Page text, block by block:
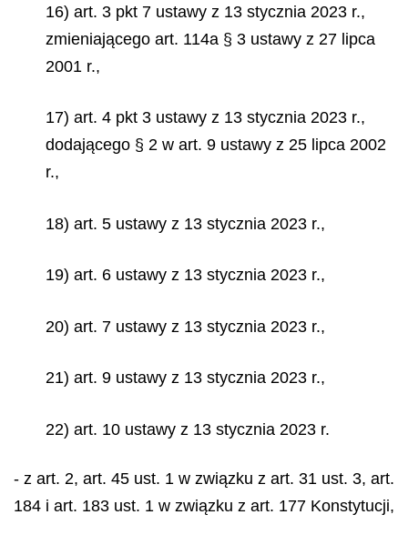
16) art. 3 pkt 7 ustawy z 13 stycznia 2023 r.,
zmieniającego art. 114a § 3 ustawy z 27 lipca
2001 r.,
17) art. 4 pkt 3 ustawy z 13 stycznia 2023 r.,
dodającego § 2 w art. 9 ustawy z 25 lipca 2002
r.,
18) art. 5 ustawy z 13 stycznia 2023 r.,
19) art. 6 ustawy z 13 stycznia 2023 r.,
20) art. 7 ustawy z 13 stycznia 2023 r.,
21) art. 9 ustawy z 13 stycznia 2023 r.,
22) art. 10 ustawy z 13 stycznia 2023 r.
- z art. 2, art. 45 ust. 1 w związku z art. 31 ust. 3, art.
184 i art. 183 ust. 1 w związku z art. 177 Konstytucji,